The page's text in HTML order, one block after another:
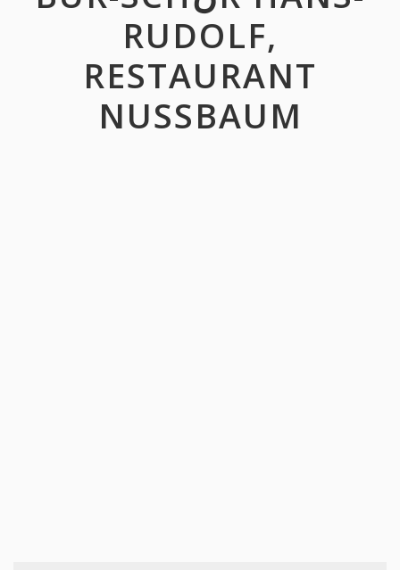
RUDOLF,
RESTAURANT
NUSSBAUM